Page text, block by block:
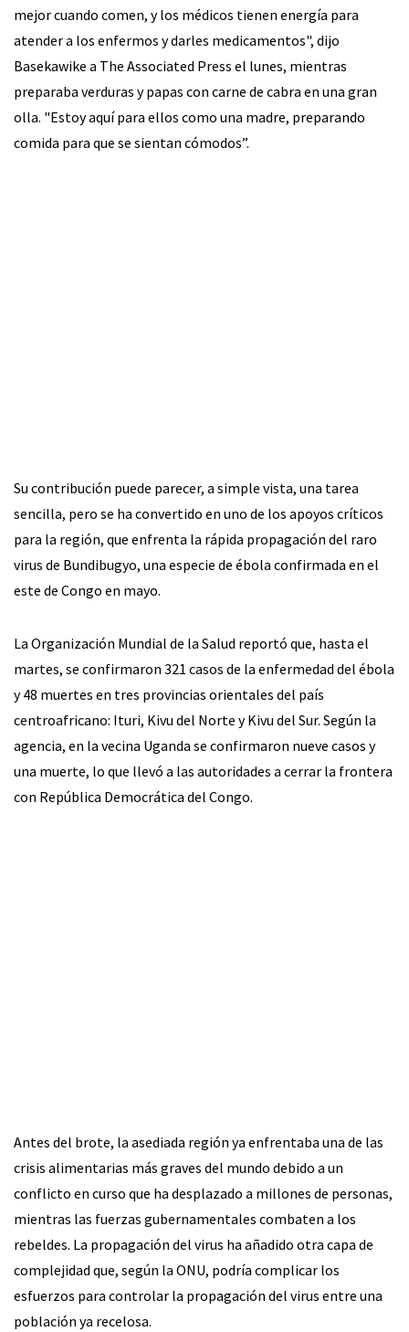
mejor cuando comen, y los médicos tienen energía para
atender a los enfermos y darles medicamentos", dijo
Basekawike a The Associated Press el lunes, mientras
preparaba verduras y papas con carne de cabra en una gran
olla. "Estoy aquí para ellos como una madre, preparando
comida para que se sientan cómodos”.
Su contribución puede parecer, a simple vista, una tarea
sencilla, pero se ha convertido en uno de los apoyos críticos
para la región, que enfrenta la rápida propagación del raro
virus de Bundibugyo, una especie de ébola confirmada en el
este de Congo en mayo.
La Organización Mundial de la Salud reportó que, hasta el
martes, se confirmaron 321 casos de la enfermedad del ébola
y 48 muertes en tres provincias orientales del país
centroafricano: Ituri, Kivu del Norte y Kivu del Sur. Según la
agencia, en la vecina Uganda se confirmaron nueve casos y
una muerte, lo que llevó a las autoridades a cerrar la frontera
con República Democrática del Congo.
Antes del brote, la asediada región ya enfrentaba una de las
crisis alimentarias más graves del mundo debido a un
conflicto en curso que ha desplazado a millones de personas,
mientras las fuerzas gubernamentales combaten a los
rebeldes. La propagación del virus ha añadido otra capa de
complejidad que, según la ONU, podría complicar los
esfuerzos para controlar la propagación del virus entre una
población ya recelosa.